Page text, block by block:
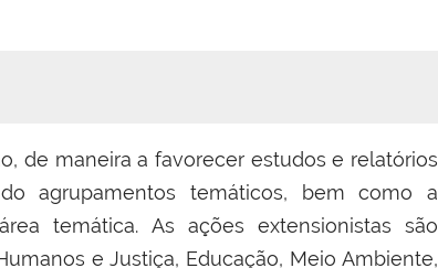
de maneira a favorecer estudos e relatórios
agrupamentos temáticos, bem como a
temática. As ações extensionistas são
e Justiça, Educação, Meio Ambiente,